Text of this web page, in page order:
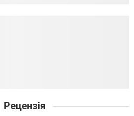
Рецензія